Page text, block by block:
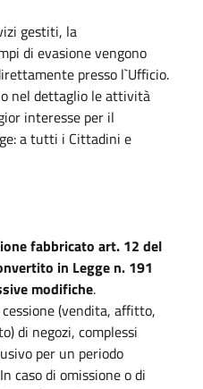
gestiti, la
di evasione vengono
presso l`Ufficio.
nel dettaglio le attività
interesse per il
a tutti i Cittadini e
fabbricato art. 12 del
in Legge n. 191
modifiche.
(vendita, affitto,
di negozi, complessi
per un periodo
caso di omissione o di